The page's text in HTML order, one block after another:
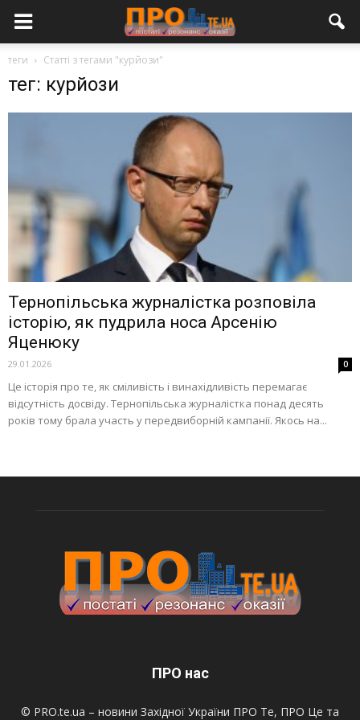
теги Статті з тегами "курйози"
тег: курйози
Тернопільська журналістка розповіла
історію, як пудрила носа Арсенію
Яценюку
29.01.2026 0
Це історія про те, як сміливість і винахідливість перемагає
відсутність досвіду. Тернопільська журналістка понад десять
років тому брала участь у передвиборній кампанії. Якось на...
ПРО нас
© PRO.te.ua – новини Західної України ПРО Те, ПРО Це та